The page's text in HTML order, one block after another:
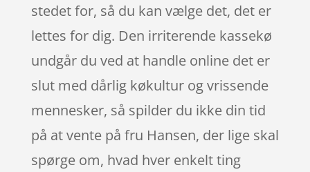
stedet for, så du kan vælge det, det er
lettes for dig. Den irriterende kassekø
undgår du ved at handle online det er
slut med dårlig køkultur og vrissende
mennesker, så spilder du ikke din tid
på at vente på fru Hansen, der lige skal
spørge om, hvad hver enkelt ting